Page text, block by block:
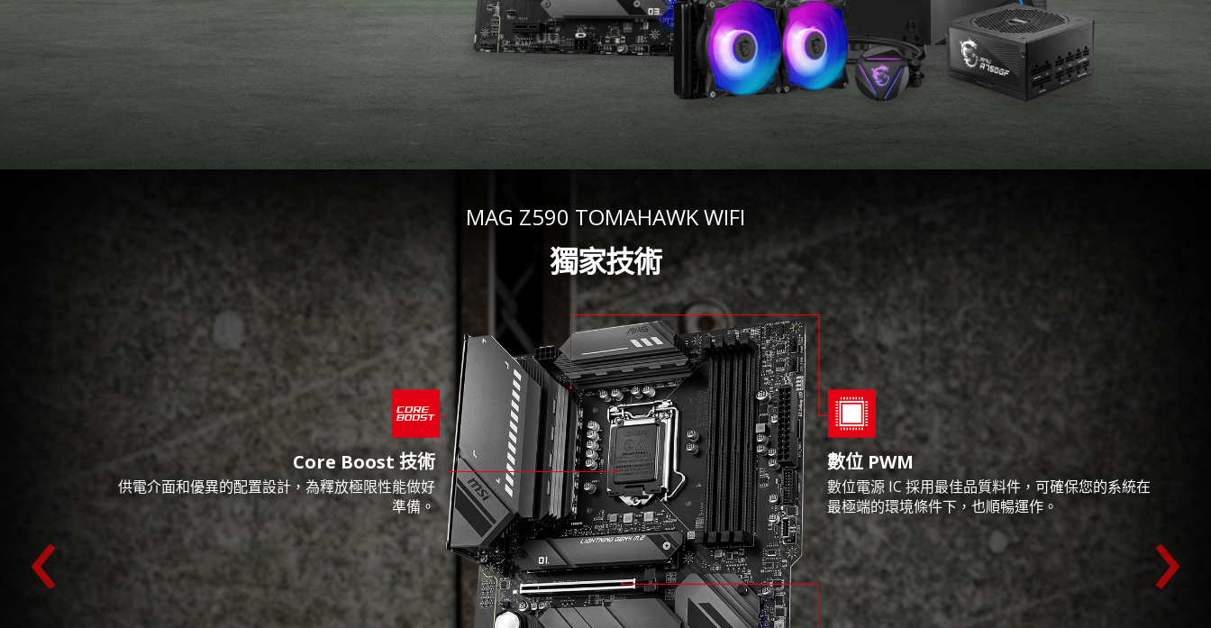
MAG Z590 TOMAHAWK WIFI
獨家技術
Core Boost 技術
供電介面和優異的配置設計，為釋放極限性能做好
準備。
數位 PWM
數位電源 IC 採用最佳品質料件，可確保您的系統在
最極端的環境條件下，也順暢運作。
‹ ›